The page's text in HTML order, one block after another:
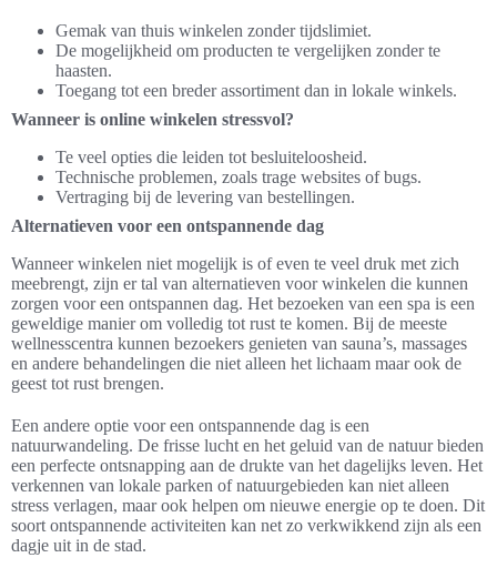
Gemak van thuis winkelen zonder tijdslimiet.
De mogelijkheid om producten te vergelijken zonder te
haasten.
Toegang tot een breder assortiment dan in lokale winkels.
Wanneer is online winkelen stressvol?
Te veel opties die leiden tot besluiteloosheid.
Technische problemen, zoals trage websites of bugs.
Vertraging bij de levering van bestellingen.
Alternatieven voor een ontspannende dag
Wanneer winkelen niet mogelijk is of even te veel druk met zich
meebrengt, zijn er tal van alternatieven voor winkelen die kunnen
zorgen voor een ontspannen dag. Het bezoeken van een spa is een
geweldige manier om volledig tot rust te komen. Bij de meeste
wellnesscentra kunnen bezoekers genieten van sauna’s, massages
en andere behandelingen die niet alleen het lichaam maar ook de
geest tot rust brengen.
Een andere optie voor een ontspannende dag is een
natuurwandeling. De frisse lucht en het geluid van de natuur bieden
een perfecte ontsnapping aan de drukte van het dagelijks leven. Het
verkennen van lokale parken of natuurgebieden kan niet alleen
stress verlagen, maar ook helpen om nieuwe energie op te doen. Dit
soort ontspannende activiteiten kan net zo verkwikkend zijn als een
dagje uit in de stad.